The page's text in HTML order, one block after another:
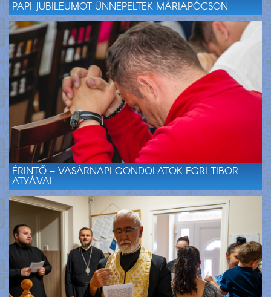
PAPI JUBILEUMOT ÜNNEPELTEK MÁRIAPÓCSON
ÉRINTŐ – VASÁRNAPI GONDOLATOK EGRI TIBOR
ATYÁVAL